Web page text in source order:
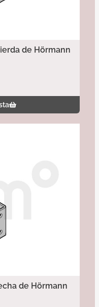
de Hörmann
de Hörmann